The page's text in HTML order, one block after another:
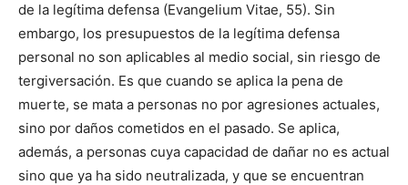
de la legítima defensa (Evangelium Vitae, 55). Sin
embargo, los presupuestos de la legítima defensa
personal no son aplicables al medio social, sin riesgo de
tergiversación. Es que cuando se aplica la pena de
muerte, se mata a personas no por agresiones actuales,
sino por daños cometidos en el pasado. Se aplica,
además, a personas cuya capacidad de dañar no es actual
sino que ya ha sido neutralizada, y que se encuentran